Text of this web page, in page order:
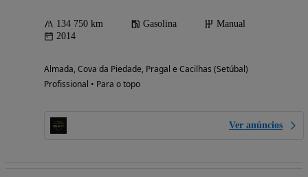
134 750 km Gasolina
Manual
2014
Almada, Cova da Piedade, Pragal e Cacilhas (Setúbal)
Profissional • Para o topo
Ver anúncios